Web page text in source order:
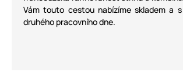
Vám touto cestou nabízíme skladem a
druhého pracovního dne.